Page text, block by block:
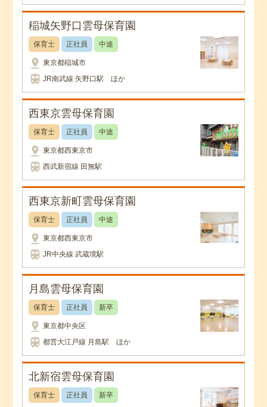
稲城矢野口雲母保育園
保育士 正社員 中途
pin_drop 東京都稲城市
train JR南武線 矢野口駅 ほか
西東京雲母保育園
保育士 正社員 中途
pin_drop 東京都西東京市
train 西武新宿線 田無駅
西東京新町雲母保育園
保育士 正社員 中途
pin_drop 東京都西東京市
train JR中央線 武蔵境駅
月島雲母保育園
保育士 正社員 新卒
pin_drop 東京都中央区
train 都営大江戸線 月島駅 ほか
北新宿雲母保育園
保育士 正社員 新卒